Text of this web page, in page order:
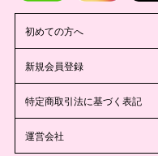
初めての方へ
新規会員登録
特定商取引法に基づく表記
運営会社